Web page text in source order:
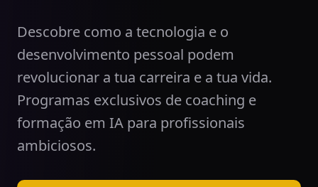
Descobre como a tecnologia e o
desenvolvimento pessoal podem
revolucionar a tua carreira e a tua vida.
Programas exclusivos de coaching e
formação em IA para profissionais
ambiciosos.